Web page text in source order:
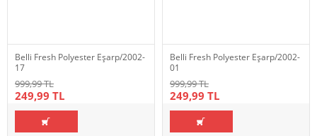
Belli Fresh Polyester Eşarp/2002-
17
999,99 TL
249,99 TL
Belli Fresh Polyester Eşarp/2002-
01
999,99 TL
249,99 TL